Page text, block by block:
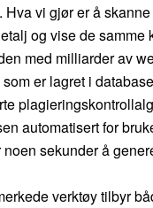
Hva vi gjør er å
og vise de samme
med milliarder av
er lagret i
automatisert for
noen sekunder å
verktøy tilbyr